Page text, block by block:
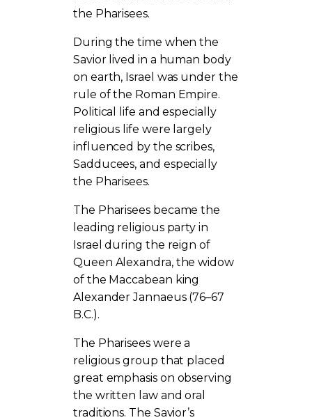
the Pharisees.
During the time when the
Savior lived in a human body
on earth, Israel was under the
rule of the Roman Empire.
Political life and especially
religious life were largely
influenced by the scribes,
Sadducees, and especially
the Pharisees.
The Pharisees became the
leading religious party in
Israel during the reign of
Queen Alexandra, the widow
of the Maccabean king
Alexander Jannaeus (76–67
B.C.).
The Pharisees were a
religious group that placed
great emphasis on observing
the written law and oral
traditions. The Savior’s